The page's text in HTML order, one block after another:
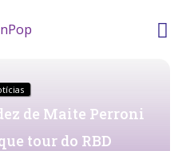
de Maite Perroni
tour do RBD